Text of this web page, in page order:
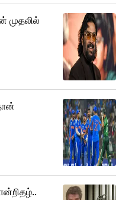
முதலில்